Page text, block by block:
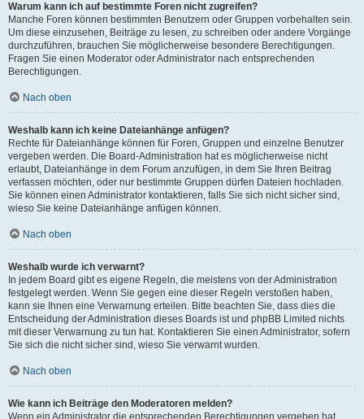
Warum kann ich auf bestimmte Foren nicht zugreifen?
Manche Foren können bestimmten Benutzern oder Gruppen vorbehalten sein.
Um diese einzusehen, Beiträge zu lesen, zu schreiben oder andere Vorgänge
durchzuführen, brauchen Sie möglicherweise besondere Berechtigungen.
Fragen Sie einen Moderator oder Administrator nach entsprechenden
Berechtigungen.
Nach oben
Weshalb kann ich keine Dateianhänge anfügen?
Rechte für Dateianhänge können für Foren, Gruppen und einzelne Benutzer
vergeben werden. Die Board-Administration hat es möglicherweise nicht
erlaubt, Dateianhänge in dem Forum anzufügen, in dem Sie Ihren Beitrag
verfassen möchten, oder nur bestimmte Gruppen dürfen Dateien hochladen.
Sie können einen Administrator kontaktieren, falls Sie sich nicht sicher sind,
wieso Sie keine Dateianhänge anfügen können.
Nach oben
Weshalb wurde ich verwarnt?
In jedem Board gibt es eigene Regeln, die meistens von der Administration
festgelegt werden. Wenn Sie gegen eine dieser Regeln verstoßen haben,
kann sie Ihnen eine Verwarnung erteilen. Bitte beachten Sie, dass dies die
Entscheidung der Administration dieses Boards ist und phpBB Limited nichts
mit dieser Verwarnung zu tun hat. Kontaktieren Sie einen Administrator, sofern
Sie sich die nicht sicher sind, wieso Sie verwarnt wurden.
Nach oben
Wie kann ich Beiträge den Moderatoren melden?
Wenn ein Administrator die entsprechenden Berechtigungen vergeben hat,